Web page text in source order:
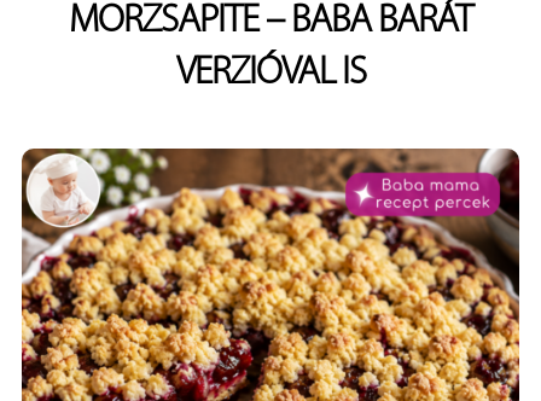
MORZSAPITE – BABA BARÁT
VERZIÓVAL IS